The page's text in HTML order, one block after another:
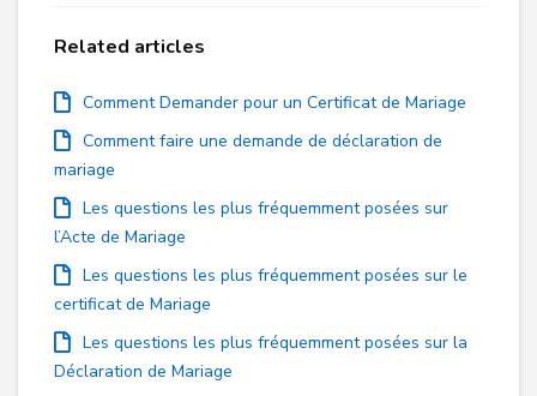
Related articles
Comment Demander pour un Certificat de Mariage
Comment faire une demande de déclaration de
mariage
Les questions les plus fréquemment posées sur
l’Acte de Mariage
Les questions les plus fréquemment posées sur le
certificat de Mariage
Les questions les plus fréquemment posées sur la
Déclaration de Mariage